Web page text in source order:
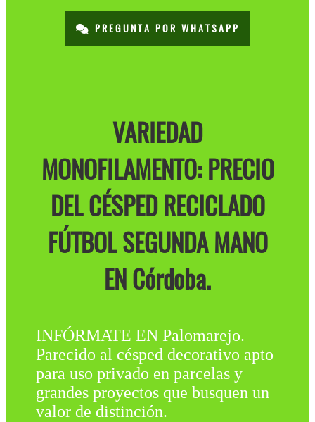
PREGUNTA POR WHATSAPP
VARIEDAD
MONOFILAMENTO: PRECIO
DEL CÉSPED RECICLADO
FÚTBOL SEGUNDA MANO
EN Córdoba.
INFÓRMATE EN Palomarejo.
Parecido al césped decorativo apto
para uso privado en parcelas y
grandes proyectos que busquen un
valor de distinción.